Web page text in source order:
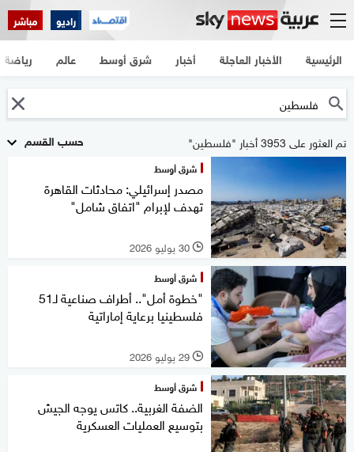
راديو مباشر
الرئيسية الأخبار العاجلة أخبار شرق أوسط عالم رياضة
حسب القسم تم العثور على 3953 أخبار "فلسطين"
شرق أوسط
مصدر إسرائيلي: محادثات القاهرة
تهدف لإبرام "اتفاق شامل"
l 30 يوليو 2026
شرق أوسط
"خطوة أمل".. أطراف صناعية لـ51
فلسطينيا برعاية إماراتية
l 29 يوليو 2026
شرق أوسط
الضفة الغربية.. كاتس يوجه الجيش
بتوسيع العمليات العسكرية